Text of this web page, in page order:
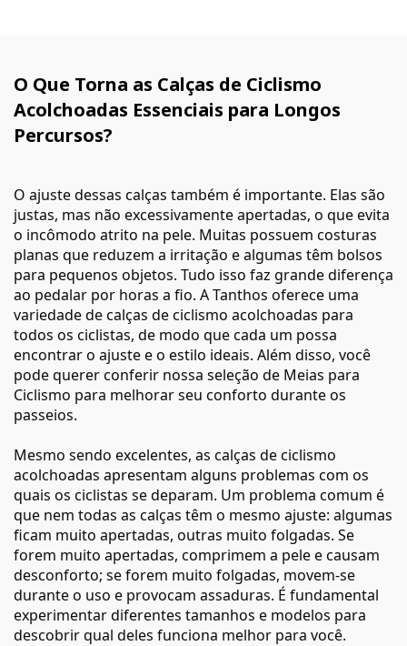
O Que Torna as Calças de Ciclismo
Acolchoadas Essenciais para Longos
Percursos?
O ajuste dessas calças também é importante. Elas são
justas, mas não excessivamente apertadas, o que evita
o incômodo atrito na pele. Muitas possuem costuras
planas que reduzem a irritação e algumas têm bolsos
para pequenos objetos. Tudo isso faz grande diferença
ao pedalar por horas a fio. A Tanthos oferece uma
variedade de calças de ciclismo acolchoadas para
todos os ciclistas, de modo que cada um possa
encontrar o ajuste e o estilo ideais. Além disso, você
pode querer conferir nossa seleção de Meias para
Ciclismo para melhorar seu conforto durante os
passeios.
Mesmo sendo excelentes, as calças de ciclismo
acolchoadas apresentam alguns problemas com os
quais os ciclistas se deparam. Um problema comum é
que nem todas as calças têm o mesmo ajuste: algumas
ficam muito apertadas, outras muito folgadas. Se
forem muito apertadas, comprimem a pele e causam
desconforto; se forem muito folgadas, movem-se
durante o uso e provocam assaduras. É fundamental
experimentar diferentes tamanhos e modelos para
descobrir qual deles funciona melhor para você.